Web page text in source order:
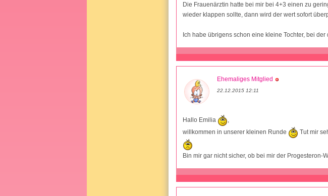
Die Frauenärztin hatte bei mir bei 4+3 einen zu
wieder klappen sollte, dann wird der wert sofort
Ich habe übrigens schon eine kleine Tochter, bei
Ehemaliges Mitglied
22.12.2015 12:11
Hallo Emilia
,
willkommen in unserer kleinen Runde
Tut mir
Bin mir gar nicht sicher, ob bei mir der Progesteron-